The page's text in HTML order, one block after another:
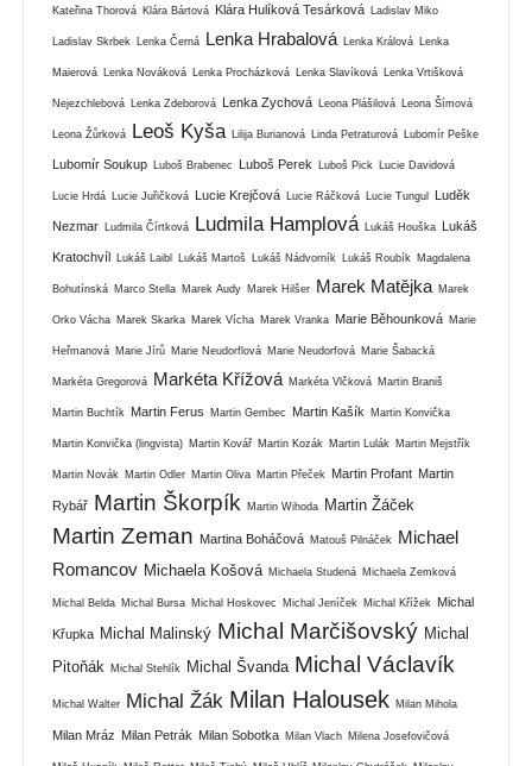
Kateřina Thorová Klára Bártová Klára Hulíková Tesárková Ladislav Miko
Ladislav Skrbek Lenka Černá Lenka Hrabalová Lenka Králová Lenka
Maierová Lenka Nováková Lenka Procházková Lenka Slavíková Lenka Vrtišková
Nejezchlebová Lenka Zdeborová Lenka Zychová Leona Plášilová Leona Šímová
Leona Žůrková Leoš Kyša Lilija Burianová Linda Petraturová Lubomír Peške
Lubomír Soukup Luboš Brabenec Luboš Perek Luboš Pick Lucie Davidová
Lucie Hrdá Lucie Juřičková Lucie Krejčová Lucie Ráčková Lucie Tungul Luděk
Nezmar Ludmila Čírtková Ludmila Hamplová Lukáš Houška Lukáš
Kratochvíl Lukáš Laibl Lukáš Martoš Lukáš Nádvorník Lukáš Roubík Magdalena
Bohutínská Marco Stella Marek Audy Marek Hilšer Marek Matějka Marek
Orko Vácha Marek Skarka Marek Vícha Marek Vranka Marie Běhounková Marie
Heřmanová Marie Jírů Marie Neudorflová Marie Neudorfová Marie Šabacká
Markéta Gregorová Markéta Křížová Markéta Vlčková Martin Braniš
Martin Buchtík Martin Ferus Martin Gembec Martin Kašík Martin Konvička
Martin Konvička (lingvista) Martin Kovář Martin Kozák Martin Lulák Martin Mejstřík
Martin Novák Martin Odler Martin Oliva Martin Přeček Martin Profant Martin
Rybář Martin Škorpík Martin Wihoda Martin Žáček
Martin Zeman Martina Boháčová Matouš Pilnáček
Michael
Romancov Michaela Košová Michaela Studená Michaela Zemková
Michal Belda Michal Bursa Michal Hoskovec Michal Jeníček Michal Křížek Michal
Křupka Michal Malinský Michal Marčišovský Michal
Pitoňák
Michal Stehlík Michal Švanda Michal Václavík
Michal Walter Michal Žák Milan Halousek Milan Mihola
Milan Mráz Milan Petrák Milan Sobotka Milan Vlach Milena Josefovičová